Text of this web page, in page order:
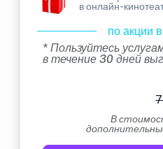
в онлайн-
по акции
* Пользуйтесь
в течение 30 дней
В